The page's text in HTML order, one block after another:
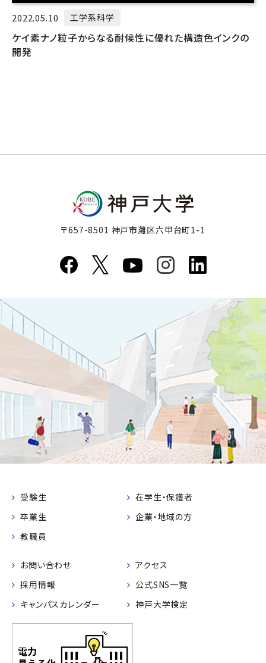
2022.05.10 工学系科学
ケイ素ナノ粒子からなる耐候性に優れた構造色インクの
開発
〒657-8501 神戸市灘区六甲台町1-1
受験生
在学生・保護者
卒業生
企業・地域の方
教職員
お問い合わせ
アクセス
採用情報
公式SNS一覧
キャンパスカレンダー
神戸大学検定